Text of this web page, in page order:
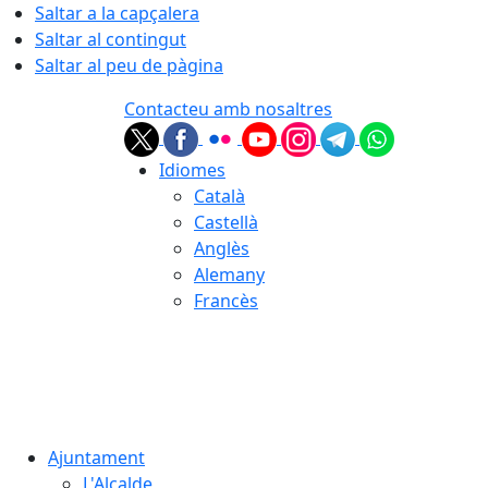
Saltar a la capçalera
Saltar al contingut
Saltar al peu de pàgina
Contacteu amb nosaltres
Idiomes
Català
Castellà
Anglès
Alemany
Francès
Ajuntament